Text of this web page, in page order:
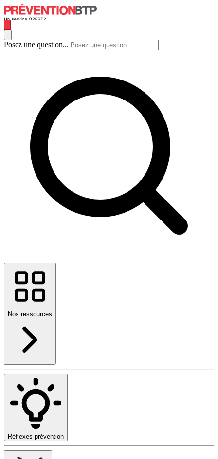
Posez une question...
Nos ressources
Réflexes prévention